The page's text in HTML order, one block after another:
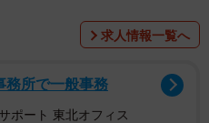
求人情報一覧へ
務所で一般事務
ポート 東北オフィス